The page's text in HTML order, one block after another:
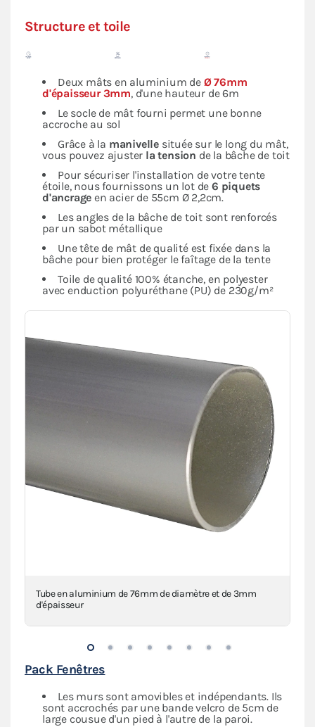
Structure et toile
Deux mâts en aluminium de Ø 76mm
d'épaisseur 3mm, d'une hauteur de 6m
Le socle de mât fourni permet une bonne
accroche au sol
Grâce à la manivelle située sur le long du mât,
vous pouvez ajuster la tension de la bâche de toit
Pour sécuriser l'installation de votre tente
étoile, nous fournissons un lot de6 piquets
d'ancrage en acier de 55cm Ø 2,2cm.
Les angles de la bâche de toit sont renforcés
par un sabot métallique
Une tête de mât de qualité est fixée dans la
bâche pour bien protéger le faîtage de la tente
Toile de qualité 100% étanche, en polyester
avec enduction polyuréthane (PU) de 230g/m²
Tube en aluminium de 76mm de diamètre et de 3mm
d'épaisseur
Pack Fenêtres
Les murs sont amovibles et indépendants. Ils
sont accrochés par une bande velcro de 5cm de
large cousue d'un pied à l'autre de la paroi.